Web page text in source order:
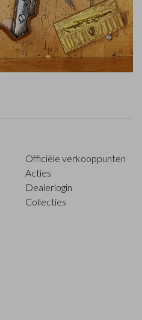
Officiële verkooppunten
Acties
Dealerlogin
Collecties